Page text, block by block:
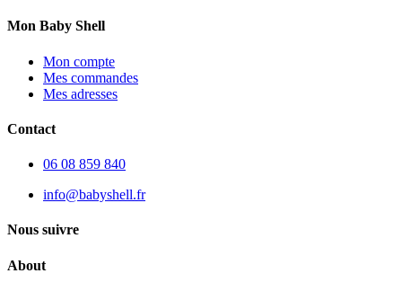
Mon Baby Shell
Mon compte
Mes commandes
Mes adresses
Contact
06 08 859 840
info@babyshell.fr
Nous suivre
About